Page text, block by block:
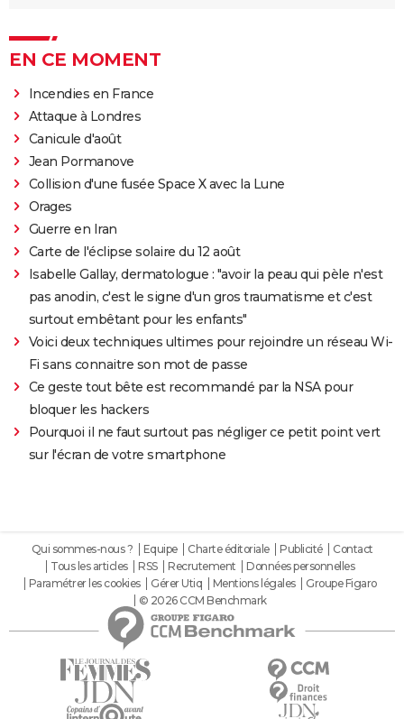
EN CE MOMENT
Incendies en France
Attaque à Londres
Canicule d'août
Jean Pormanove
Collision d'une fusée Space X avec la Lune
Orages
Guerre en Iran
Carte de l'éclipse solaire du 12 août
Isabelle Gallay, dermatologue : "avoir la peau qui pèle n'est
pas anodin, c'est le signe d'un gros traumatisme et c'est
surtout embêtant pour les enfants"
Voici deux techniques ultimes pour rejoindre un réseau Wi-
Fi sans connaitre son mot de passe
Ce geste tout bête est recommandé par la NSA pour
bloquer les hackers
Pourquoi il ne faut surtout pas négliger ce petit point vert
sur l'écran de votre smartphone
Qui sommes-nous ? Equipe Charte éditoriale Publicité
Contact
Tous les articles
RSS Recrutement
Données personnelles
Paramétrer les cookies
Gérer Utiq Mentions légales
Groupe Figaro
© 2026 CCM Benchmark